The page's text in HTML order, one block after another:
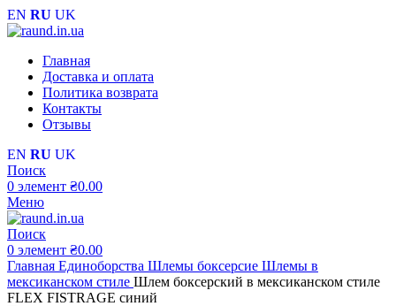
EN RU UK
Главная
Доставка и оплата
Политика возврата
Контакты
Отзывы
EN RU UK
Поиск
0 элемент ₴0.00
Меню
Поиск
0 элемент ₴0.00
Главная Единоборства Шлемы боксерсие Шлемы в
мексиканском стиле Шлем боксерский в мексиканском стиле
FLEX FISTRAGE синий